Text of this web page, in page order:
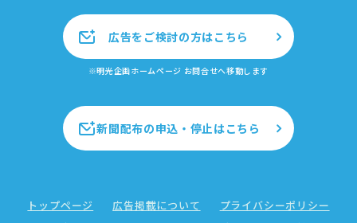
広告をご検討の方はこちら
※明光企画ホームページ お問合せへ移動します
新聞配布の申込・停止はこちら
トップページ 広告掲載について
プライバシーポリシー